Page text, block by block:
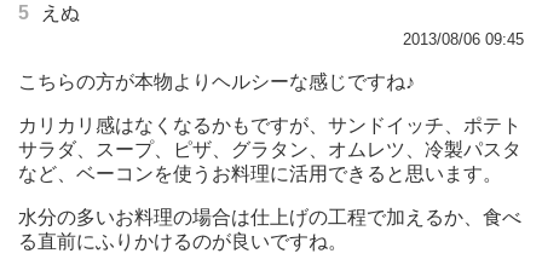
5 えぬ
2013/08/06 09:45
こちらの方が本物よりヘルシーな感じですね♪
カリカリ感はなくなるかもですが、サンドイッチ、ポテト
サラダ、スープ、ピザ、グラタン、オムレツ、冷製パスタ
など、ベーコンを使うお料理に活用できると思います。
水分の多いお料理の場合は仕上げの工程で加えるか、食べ
る直前にふりかけるのが良いですね。